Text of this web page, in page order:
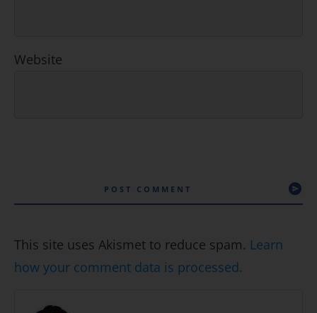
Website
POST COMMENT
This site uses Akismet to reduce spam. Learn
how your comment data is processed.